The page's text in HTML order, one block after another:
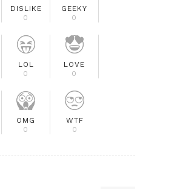
DISLIKE
0
GEEKY
0
LOL
0
LOVE
0
OMG
0
WTF
0